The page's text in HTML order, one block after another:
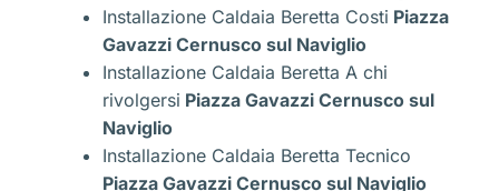
Installazione Caldaia Beretta Costi Piazza
Gavazzi Cernusco sul Naviglio
Installazione Caldaia Beretta A chi
rivolgersi Piazza Gavazzi Cernusco sul
Naviglio
Installazione Caldaia Beretta Tecnico
Piazza Gavazzi Cernusco sul Naviglio